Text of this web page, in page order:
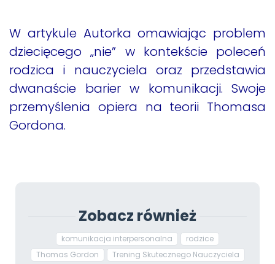
W artykule Autorka omawiając problem
dziecięcego „nie” w kontekście poleceń
rodzica i nauczyciela oraz przedstawia
dwanaście barier w komunikacji. Swoje
przemyślenia opiera na teorii Thomasa
Gordona.
Zobacz również
komunikacja interpersonalna
rodzice
Thomas Gordon
Trening Skutecznego Nauczyciela